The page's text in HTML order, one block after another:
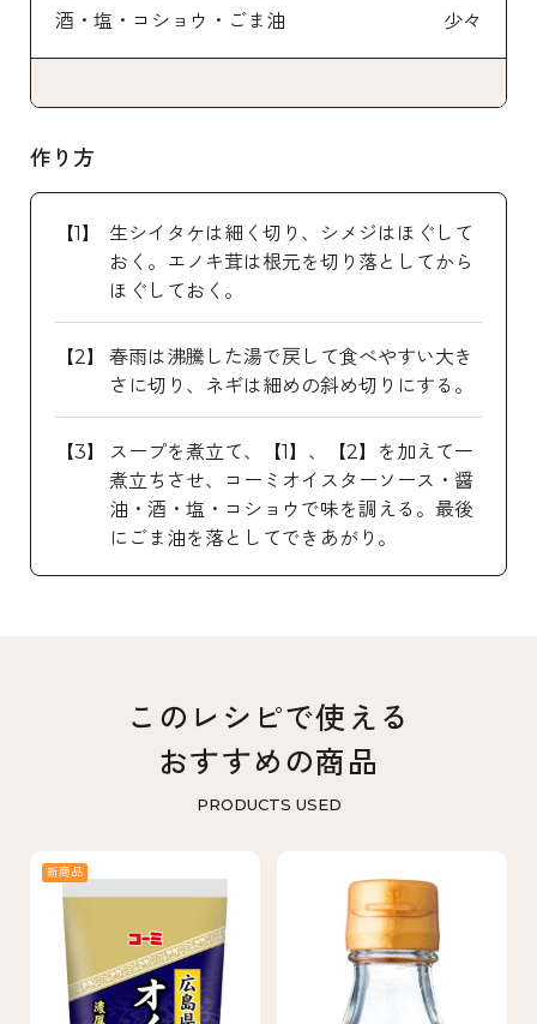
酒・塩・コショウ・ごま油 少々
作り方
生シイタケは細く切り、シメジはほぐして
おく。エノキ茸は根元を切り落としてから
ほぐしておく。
春雨は沸騰した湯で戻して食べやすい大き
さに切り、ネギは細めの斜め切りにする。
スープを煮立て、【1】、【2】を加えて一
煮立ちさせ、コーミオイスターソース・醤
油・酒・塩・コショウで味を調える。最後
にごま油を落としてできあがり。
このレシピで使える
おすすめの商品
PRODUCTS USED
新商品